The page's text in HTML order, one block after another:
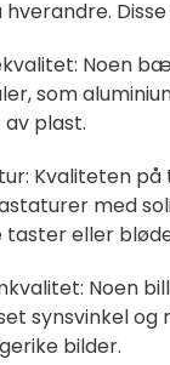
Noen
som
plast.
Kvaliteten
med
taster eller
Noen
synsvinkel
bilder.